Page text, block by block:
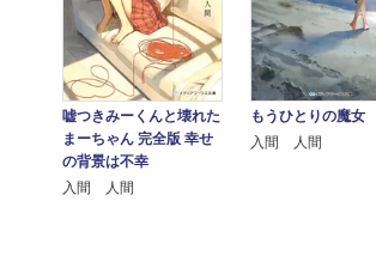
嘘つきみーくんと壊れた
まーちゃん 完全版 幸せ
の背景は不幸
入間 人間
もうひとりの魔女
入間 人間